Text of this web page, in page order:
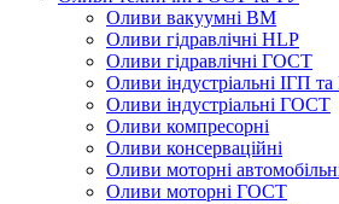
Оливи вакуумні ВМ
Оливи гідравлічні HLP
Оливи гідравлічні ГОСТ
Оливи індустріальні ІГП
Оливи індустріальні ГОСТ
Оливи компресорні
Оливи консерваційні
Оливи моторні
Оливи моторні ГОСТ